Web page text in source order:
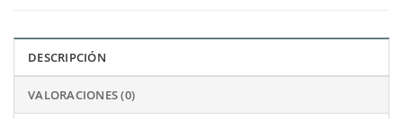
DESCRIPCIÓN
VALORACIONES (0)